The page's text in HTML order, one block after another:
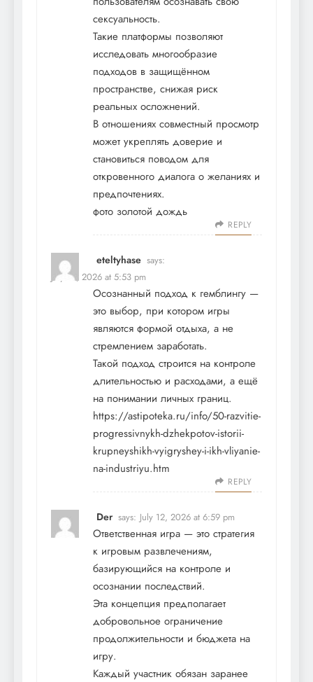
сексуальность.
Такие платформы позволяют
исследовать многообразие
подходов в защищённом
пространстве, снижая риск
реальных осложнений.
В отношениях совместный просмотр
может укреплять доверие и
становиться поводом для
откровенного диалога о желаниях и
предпочтениях.
фото золотой дождь
REPLY
eteltyhase says:
July 12, 2026 at 5:53 pm
Осознанный подход к гемблингу —
это выбор, при котором игры
являются формой отдыха, а не
стремлением заработать.
Такой подход строится на контроле
длительностью и расходами, а ещё
на понимании личных границ.
https://astipoteka.ru/info/50-razvitie-
progressivnykh-dzhekpotov-istorii-
krupneyshikh-vyigryshey-i-ikh-vliyanie-
na-industriyu.htm
REPLY
Der says: July 12, 2026 at 6:59 pm
Ответственная игра — это стратегия
к игровым развлечениям,
базирующийся на контроле и
осознании последствий.
Эта концепция предполагает
добровольное ограничение
продолжительности и бюджета на
игру.
Каждый участник обязан заранее